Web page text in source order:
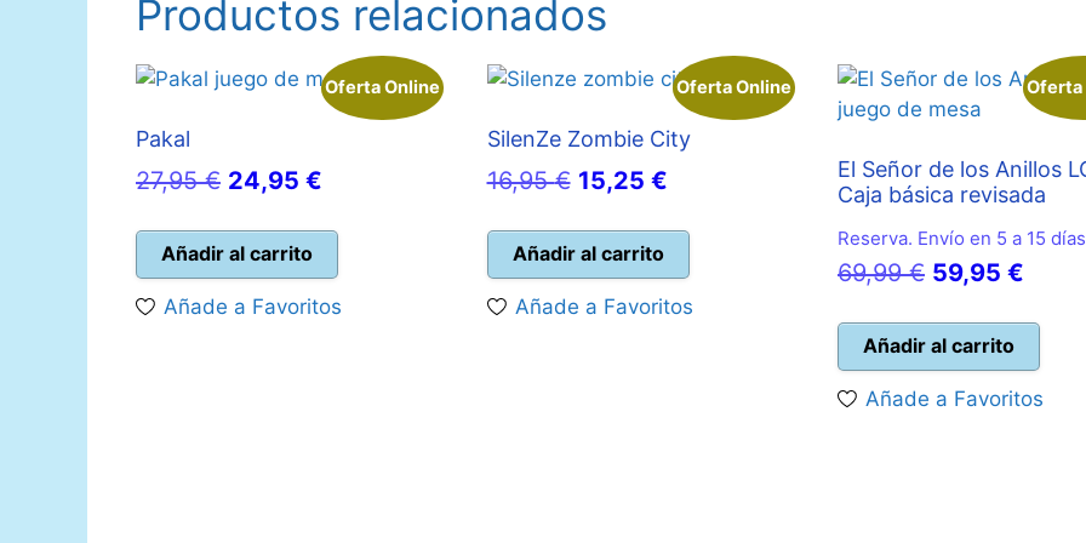
Productos relacionados
Oferta Online
Pakal
27,95€ El
original
era:
27,95 €.
24,95 €
es:
24,95 €.
Añadir al carrito
Añade a Favoritos
Oferta Online
SilenZe Zombie City
16,95€ El
original
era:
16,95 €.
15,25 €El
es:
15,25 €.
Añadir al carrito
Añade a Favoritos
Oferta
El Señor de los Anillos
Caja básica revisada
Reserva. Envío en 5 a 15
69,99€ El
original
era:
69,99 €.
59,95 €
es:
59,95
Añadir al carrito
Añade a Favoritos